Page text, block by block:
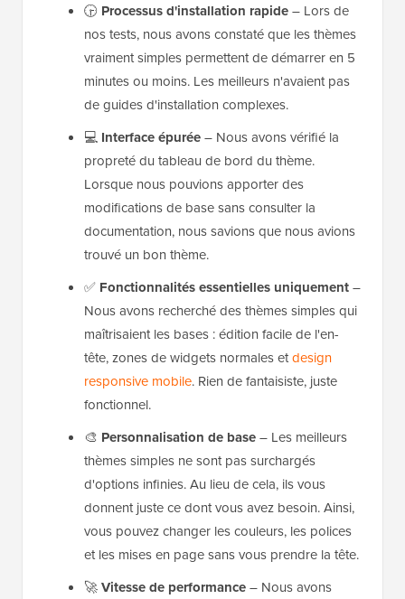
🕞 Processus d'installation rapide– Lors de
nos tests, nous avons constaté que les thèmes
vraiment simples permettent de démarrer en 5
minutes ou moins. Les meilleurs n'avaient pas
de guides d'installation complexes.
💻 Interface épurée– Nous avons vérifié la
propreté du tableau de bord du thème.
Lorsque nous pouvions apporter des
modifications de base sans consulter la
documentation, nous savions que nous avions
trouvé un bon thème.
✅ Fonctionnalités essentielles uniquement–
Nous avons recherché des thèmes simples qui
maîtrisaient les bases : édition facile de l'en-
tête, zones de widgets normales etdesign
responsive mobile. Rien de fantaisiste, juste
fonctionnel.
🎨 Personnalisation de base– Les meilleurs
thèmes simples ne sont pas surchargés
d'options infinies. Au lieu de cela, ils vous
donnent juste ce dont vous avez besoin. Ainsi,
vous pouvez changer les couleurs, les polices
et les mises en page sans vous prendre la tête.
🚀Vitesse de performance– Nous avons